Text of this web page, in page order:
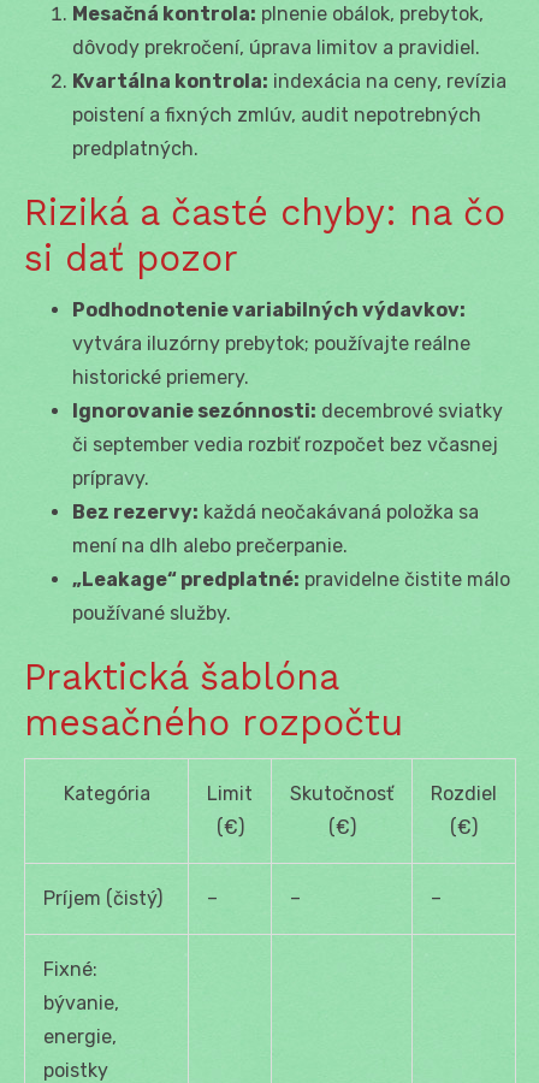
Mesačná kontrola: plnenie obálok, prebytok,
dôvody prekročení, úprava limitov a pravidiel.
Kvartálna kontrola: indexácia na ceny, revízia
poistení a fixných zmlúv, audit nepotrebných
predplatných.
Riziká a časté chyby: na čo
si dať pozor
Podhodnotenie variabilných výdavkov:
vytvára iluzórny prebytok; používajte reálne
historické priemery.
Ignorovanie sezónnosti: decembrové sviatky
či september vedia rozbiť rozpočet bez včasnej
prípravy.
Bez rezervy: každá neočakávaná položka sa
mení na dlh alebo prečerpanie.
„Leakage“ predplatné: pravidelne čistite málo
používané služby.
Praktická šablóna
mesačného rozpočtu
Kategória
Limit
(€)
Skutočnosť
(€)
Rozdiel
(€)
Príjem (čistý) – – –
Fixné:
bývanie,
energie,
poistky